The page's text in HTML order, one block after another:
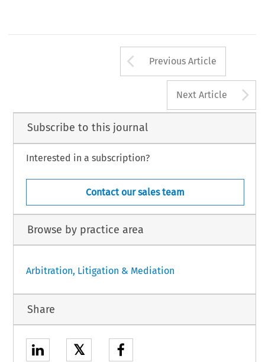
Arrow button
Previous Article
Next Article
Subscribe to this journal
Interested in a subscription?
Contact our sales team
Browse by practice area
Arbitration, Litigation & Mediation
Share
𝕏